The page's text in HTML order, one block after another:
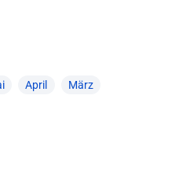
April März